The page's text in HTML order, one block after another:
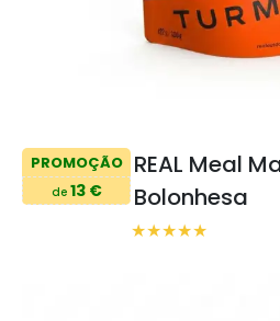
PROMOÇÃO
de13 €
REAL Meal
Bolonhesa